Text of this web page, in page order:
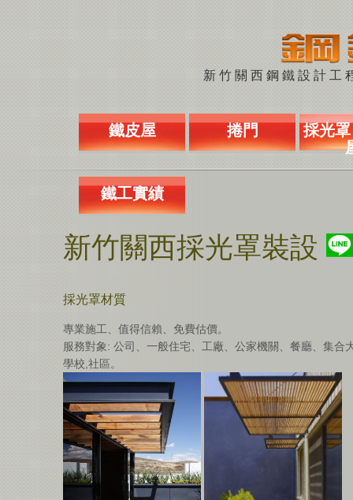
新竹關西鋼鐵設計
鐵皮屋 捲門
採光
鐵工實績
新竹關西採光罩裝設
採光罩材質
專業施工、值得信賴、免費估價。
服務對象: 公司、一般住宅、工廠、公家機關、餐廳、集合
學校,社區。